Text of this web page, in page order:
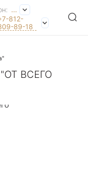
...
812-
89-18
ВСЕГО